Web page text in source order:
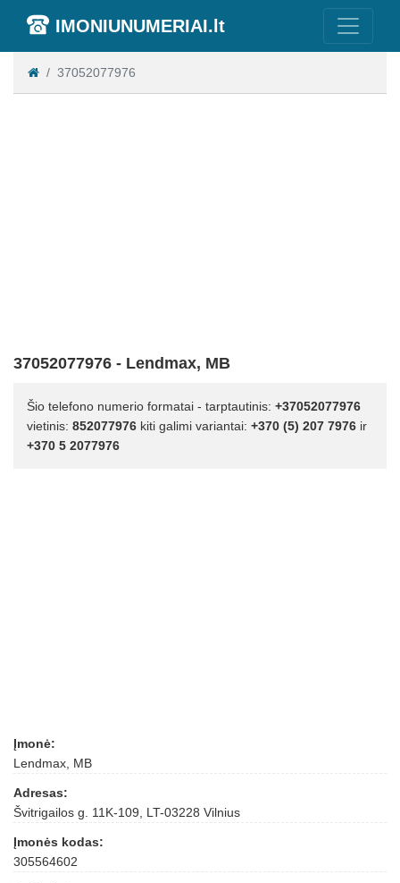
IMONIUNUMERIAI.lt
37052077976
37052077976 - Lendmax, MB
Šio telefono numerio formatai - tarptautinis: +37052077976
vietinis: 852077976 kiti galimi variantai: +370 (5) 207 7976 ir
+370 5 2077976
Įmonė:
Lendmax, MB
Adresas:
Švitrigailos g. 11K-109, LT-03228 Vilnius
Įmonės kodas:
305564602